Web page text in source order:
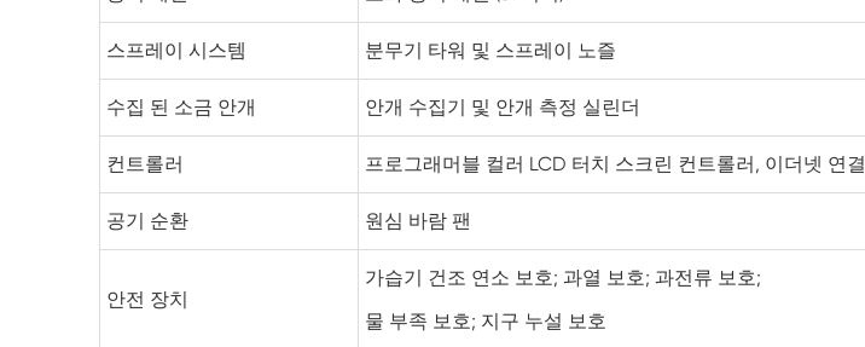
일정한 저온 내각
동결 해동 챔버
폭발 증거 테스트 챔버
스프레이 시스템 분무기 타워 및 스프레이 노즐
수집 된 소금 안개 안개 수집기 및 안개 측정 실린더
컨트롤러 프로그래머블 컬러 LCD 터치 스크린 컨트롤러, 이더넷 연결
공기 순환 원심 바람 팬
안전 장치
가습기 건조 연소 보호; 과열 보호; 과전류 보호;
물 부족 보호; 지구 누설 보호